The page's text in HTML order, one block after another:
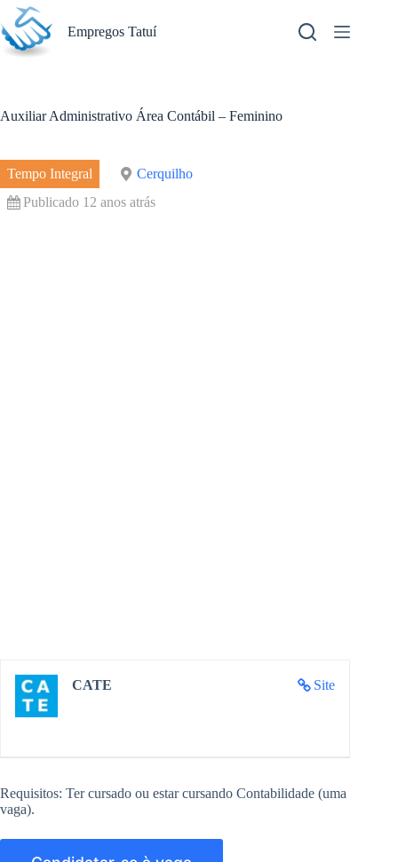
Pular
para
o
conteúdo
Empregos Tatuí
Auxiliar Administrativo Área Contábil – Feminino
Tempo Integral
Cerquilho
Publicado 12 anos atrás
Site
CATE
Requisitos: Ter cursado ou estar cursando Contabilidade (uma
vaga).